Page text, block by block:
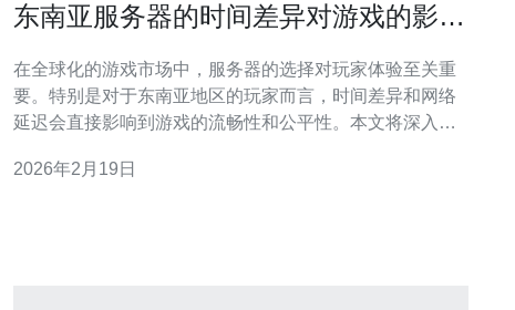
东南亚服务器的时间差异对游戏的影响
在全球化的游戏市场中，服务器的选择对玩家体验至关重
要。特别是对于东南亚地区的玩家而言，时间差异和网络
延迟会直接影响到游戏的流畅性和公平性。本文将深入探
者和玩家提供一些实用建议。 东南亚服务器的时间差异有
2026年2月19日